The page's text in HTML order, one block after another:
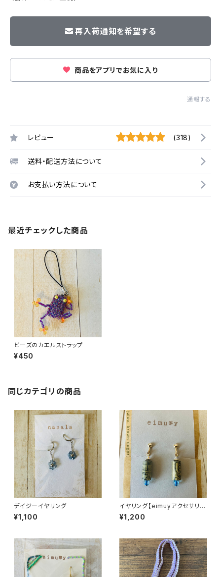
再入荷通知を希望する
商品をアプリでお気に入り
通報する
レビュー (318)
送料・配送方法について
お支払い方法について
最近チェックした商品
ビーズのカエルストラップ
¥450
同じカテゴリの商品
デイジーイヤリング
¥1,100
イヤリング【eimuyアクセサリー
部】
¥1,200